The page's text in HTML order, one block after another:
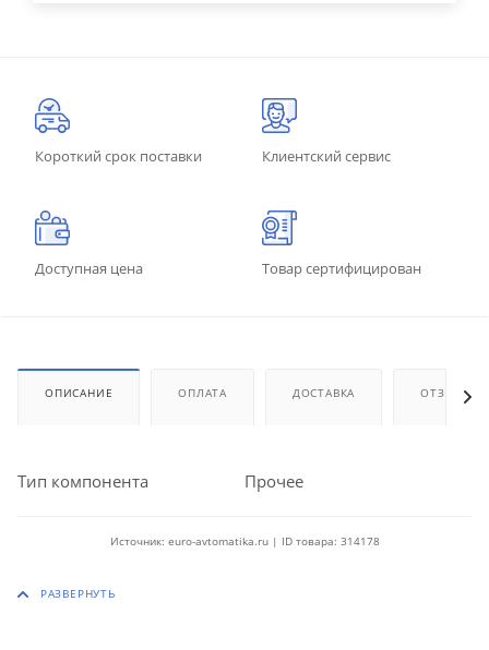
Короткий срок поставки Клиентский сервис
Доступная цена Товар сертифицирован
ОПИСАНИЕ ОПЛАТА ДОСТАВКА ОТЗЫВЫ
Тип компонента Прочее
Источник: euro-avtomatika.ru | ID товара: 314178